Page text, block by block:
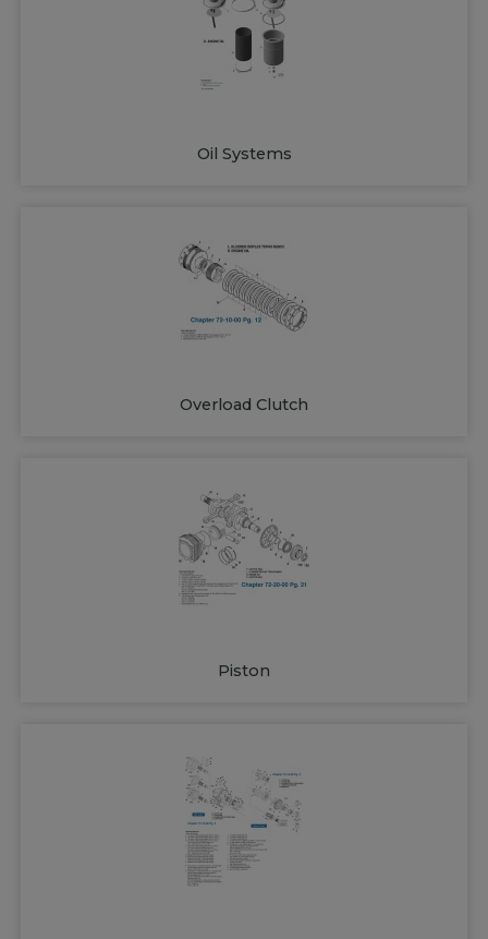
Oil Systems
Overload Clutch
Piston